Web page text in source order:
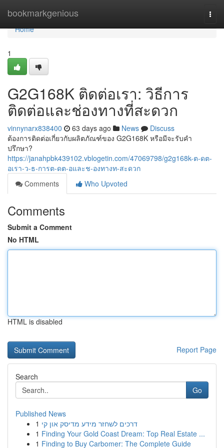
bookmarkgenious
Home
Home
1
G2G168K ติดต่อเรา: วิธีการ
ติดต่อและช่องทางที่สะดวก
vinnynarx838400 63 days ago News
Discuss
ต้องการติดต่อเกี่ยวกับผลิตภัณฑ์ของ G2G168K หรือมีจะรับคำ
ปรึกษา?
https://janahpbk439102.vblogetin.com/47069798/g2g168k-ต-ดต-
อเรา-ว-ธ-การต-ดต-อและช-องทางท-สะดวก
Comments
Who Upvoted
Comments
Submit a Comment
No HTML
HTML is disabled
Report Page
Search
Go
Published News
1 דרכים לשחזר מידע מדיסק און קי
1 Finding Your Gold Coast Dream: Top Real Estate ...
1 Finding to Buy Carbomer: The Complete Guide